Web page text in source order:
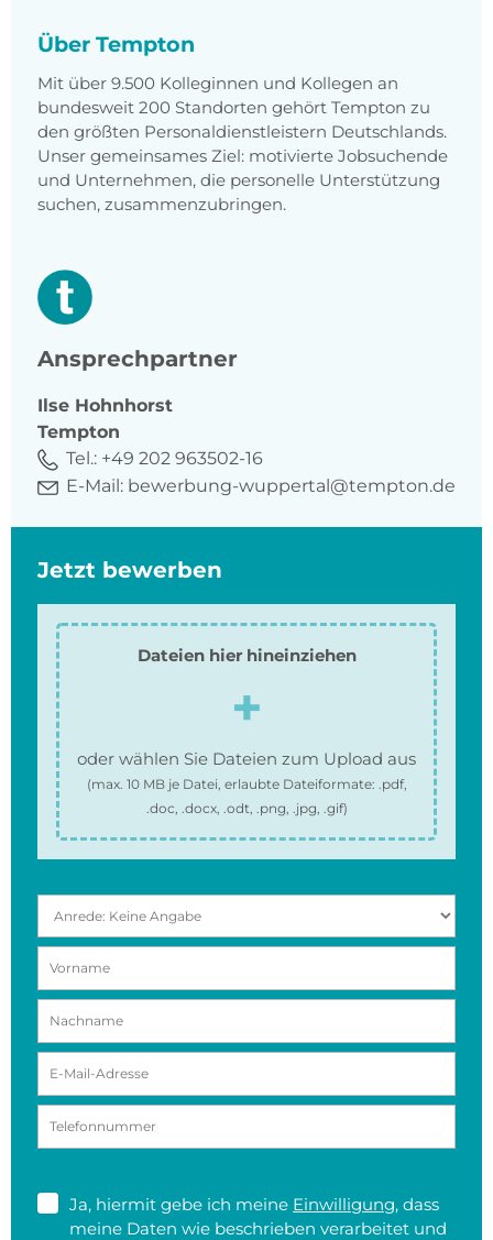
Über Tempton
Mit über 9.500 Kolleginnen und Kollegen an
bundesweit 200 Standorten gehört Tempton zu
den größten Personaldienstleistern Deutschlands.
Unser gemeinsames Ziel: motivierte Jobsuchende
und Unternehmen, die personelle Unterstützung
suchen, zusammenzubringen.
Ansprechpartner
Ilse Hohnhorst
Tempton
Tel.: +49 202 963502-16
E-Mail: bewerbung-wuppertal@tempton.de
Jetzt bewerben
Dateien hier hineinziehen
oder wählen Sie Dateien zum Upload aus
(max. 10 MBje Datei, erlaubte Dateiformate: .pdf,
.doc, .docx, .odt, .png, .jpg, .gif)
Ja, hiermit gebe ich meine Einwilligung, dass
meine Daten wie beschrieben verarbeitet und